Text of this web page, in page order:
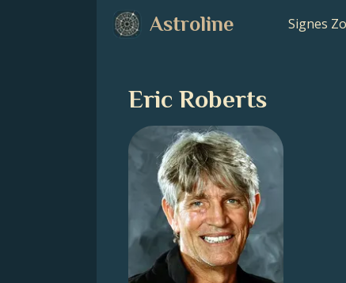
Astroline Signes
Eric Roberts